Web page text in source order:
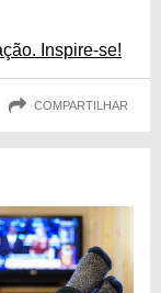
Inspire-se!
COMPARTILHAR